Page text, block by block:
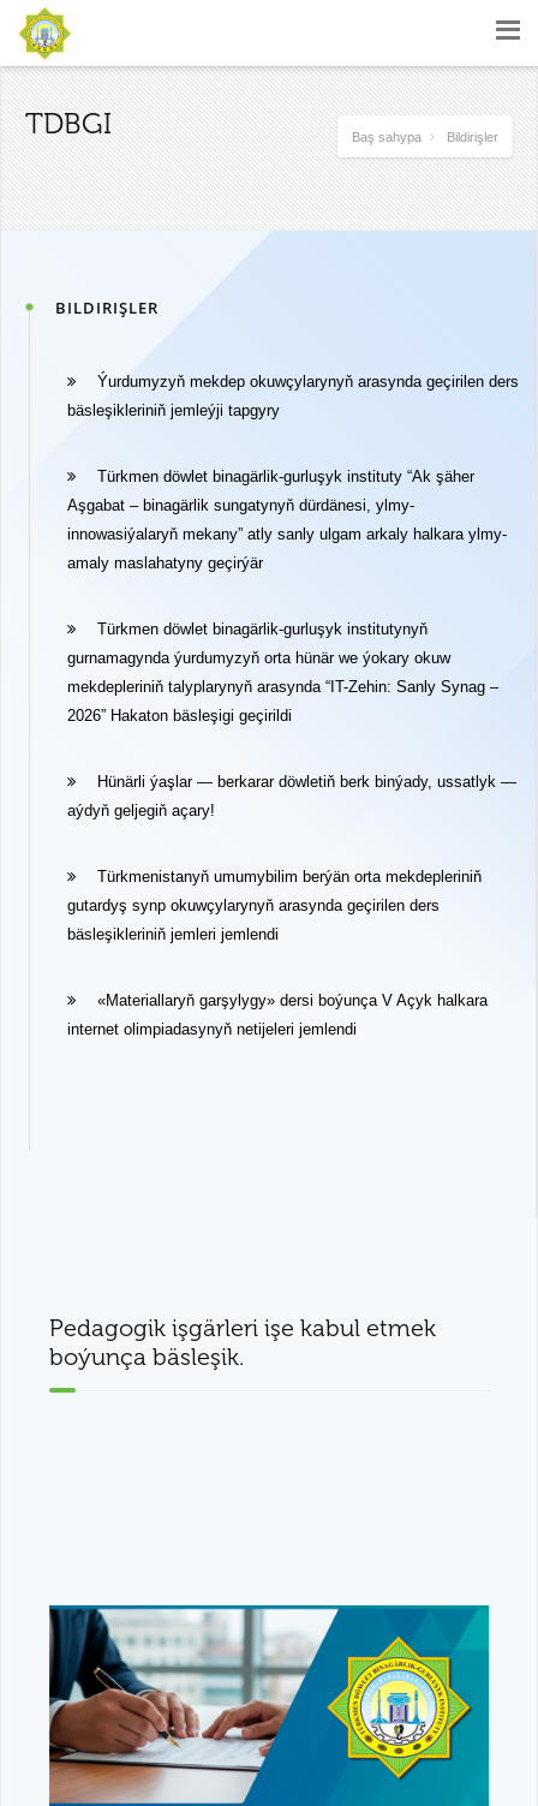
TDBGI Baş sahypa Bildirişler
BILDIRIŞLER
Ýurdumyzyň mekdep okuwçylarynyň arasynda geçirilen ders
bäsleşikleriniň jemleýji tapgyry
Türkmen döwlet binagärlik-gurluşyk instituty “Ak şäher
Aşgabat – binagärlik sungatynyň dürdänesi, ylmy-
innowasiýalaryň mekany” atly sanly ulgam arkaly halkara ylmy-
amaly maslahatyny geçirýär
Türkmen döwlet binagärlik-gurluşyk institutynyň
gurnamagynda ýurdumyzyň orta hünär we ýokary okuw
mekdepleriniň talyplarynyň arasynda “IT-Zehin: Sanly Synag –
2026” Hakaton bäsleşigi geçirildi
Hünärli ýaşlar — berkarar döwletiň berk binýady, ussatlyk —
aýdyň geljegiň açary!
Türkmenistanyň umumybilim berýän orta mekdepleriniň
gutardyş synp okuwçylarynyň arasynda geçirilen ders
bäsleşikleriniň jemleri jemlendi
«Materiallaryň garşylygy» dersi boýunça V Açyk halkara
internet olimpiadasynyň netijeleri jemlendi
Pedagogik işgärleri işe kabul etmek
boýunça bäsleşik.